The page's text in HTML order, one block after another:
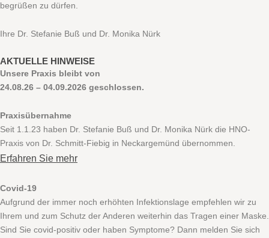
begrüßen zu dürfen.
Ihre Dr. Stefanie Buß und Dr. Monika Nürk
AKTUELLE HINWEISE
Unsere Praxis bleibt von
24.08.26 – 04.09.2026 geschlossen.
Praxisübernahme
Seit 1.1.23 haben Dr. Stefanie Buß und Dr. Monika Nürk die HNO-
Praxis von Dr. Schmitt-Fiebig in Neckargemünd übernommen.
Erfahren Sie mehr
Covid-19
Aufgrund der immer noch erhöhten Infektionslage empfehlen wir zu
Ihrem und zum Schutz der Anderen weiterhin das Tragen einer Maske.
Sind Sie covid-positiv oder haben Symptome? Dann melden Sie sich